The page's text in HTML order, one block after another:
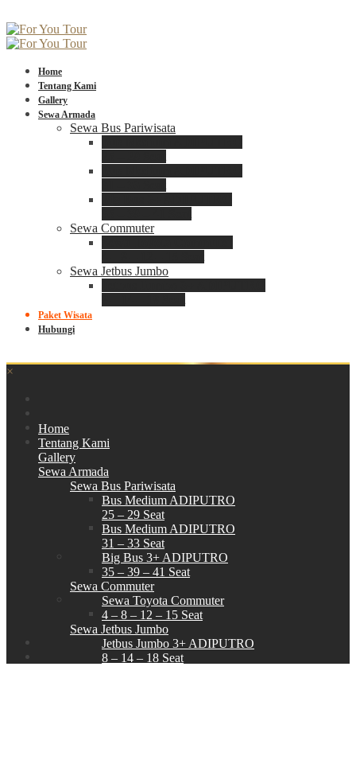
Home
Tentang Kami
Gallery
Sewa Armada
Sewa Bus Pariwisata
Sewa Commuter
Sewa Jetbus Jumbo
Paket Wisata
Hubungi
×
Home
Tentang Kami
Gallery
Sewa Armada
Sewa Bus Pariwisata
Bus Medium ADIPUTRO
25 – 29 Seat
Bus Medium ADIPUTRO
31 – 33 Seat
Big Bus 3+ ADIPUTRO
35 – 39 – 41 Seat
Sewa Commuter
Sewa Toyota Commuter
4 – 8 – 12 – 15 Seat
Sewa Jetbus Jumbo
Jetbus Jumbo 3+ ADIPUTRO
8 – 14 – 18 Seat